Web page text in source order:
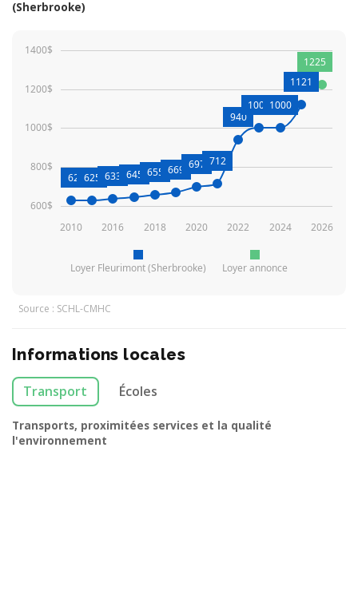
(Sherbrooke)
Loyer Fleurimont (Sherbrooke) Loyer annonce
2010 2016 2018 2020 2022 2024 2026
600$
800$
1000$
1200$
1400$
628625 633 645 655 669 697 712
940
1002 1000
1121
1225
Source : SCHL-CMHC
Informations locales
Transport Écoles
Transports, proximitées services et la qualité
l'environnement